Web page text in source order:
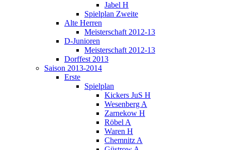
Jabel H
Spielplan Zweite
Alte Herren
Meisterschaft 2012-13
D-Junioren
Meisterschaft 2012-13
Dorffest 2013
Saison 2013-2014
Erste
Spielplan
Kickers JuS H
Wesenberg A
Zarnekow H
Röbel A
Waren H
Chemnitz A